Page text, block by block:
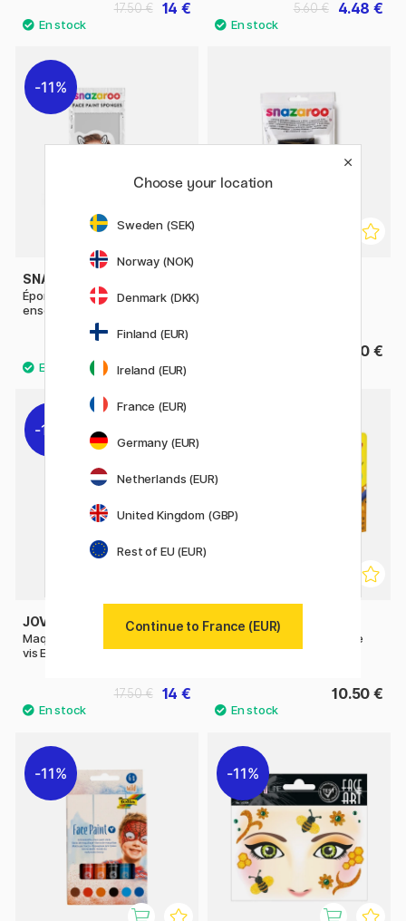
14 €
17.50 € 4.48 €
5.60 €
11%
SNAZAROO
Éponge à maquillage
ensemble de 4
3.20 €
11%
JOVI
Maquillage de fête Craies à
vis Ensemble de 6 (4 ans+)
14 €
17.50 €
JOVI
Crayons de couleur pour le
visage Lot de 10
10.50 €
11% 11%
Choose your location
Sweden (SEK)
Norway (NOK)
Denmark (DKK)
Finland (EUR)
Ireland (EUR)
France (EUR)
Germany (EUR)
Netherlands (EUR)
United Kingdom (GBP)
Rest of EU (EUR)
Continue to France (EUR)